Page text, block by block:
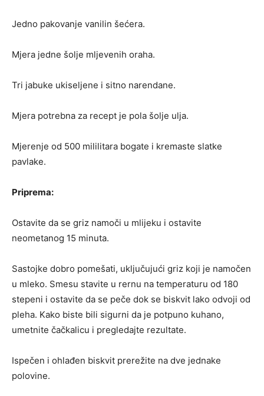
Jedno pakovanje vanilin šećera.
Mjera jedne šolje mljevenih oraha.
Tri jabuke ukiseljene i sitno narendane.
Mjera potrebna za recept je pola šolje ulja.
Mjerenje od 500 mililitara bogate i kremaste slatke
pavlake.
Priprema:
Ostavite da se griz namoči u mlijeku i ostavite
neometanog 15 minuta.
Sastojke dobro pomešati, uključujući griz koji je namočen
u mleko. Smesu stavite u rernu na temperaturu od 180
stepeni i ostavite da se peče dok se biskvit lako odvoji od
pleha. Kako biste bili sigurni da je potpuno kuhano,
umetnite čačkalicu i pregledajte rezultate.
Ispečen i ohlađen biskvit prerežite na dve jednake
polovine.